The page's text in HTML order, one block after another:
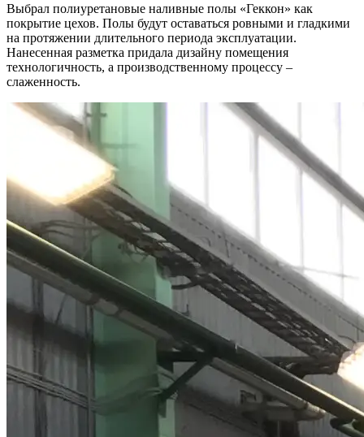
Выбрал полиуретановые наливные полы «Геккон» как
покрытие цехов. Полы будут оставаться ровными и гладкими
на протяжении длительного периода эксплуатации.
Нанесенная разметка придала дизайну помещения
технологичность, а производственному процессу –
слаженность.